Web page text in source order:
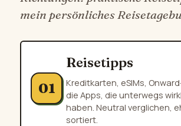
mein persönliches
01
Reisetipps
Kreditkarten, eSIMs,
die Apps, die unterwegs
haben. Neutral verglichen,
sortiert.